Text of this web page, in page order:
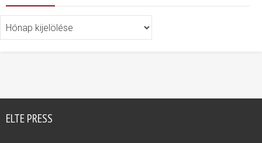
ELTE PRESS